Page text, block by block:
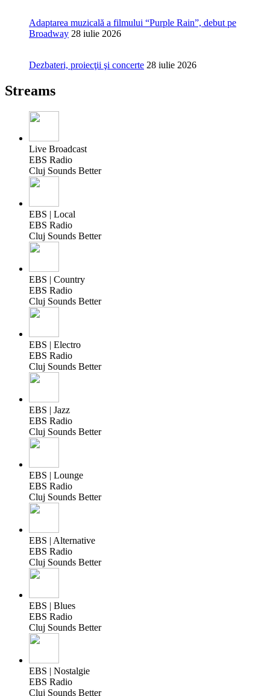
Adaptarea muzicală a filmului “Purple Rain”, debut pe
Broadway 28 iulie 2026
Dezbateri, proiecţii şi concerte 28 iulie 2026
Streams
Live Broadcast
EBS Radio
Cluj Sounds Better
EBS | Local
EBS Radio
Cluj Sounds Better
EBS | Country
EBS Radio
Cluj Sounds Better
EBS | Electro
EBS Radio
Cluj Sounds Better
EBS | Jazz
EBS Radio
Cluj Sounds Better
EBS | Lounge
EBS Radio
Cluj Sounds Better
EBS | Alternative
EBS Radio
Cluj Sounds Better
EBS | Blues
EBS Radio
Cluj Sounds Better
EBS | Nostalgie
EBS Radio
Cluj Sounds Better